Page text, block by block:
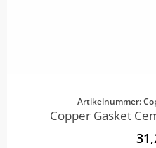
Artikelnummer:
Copper Gasket